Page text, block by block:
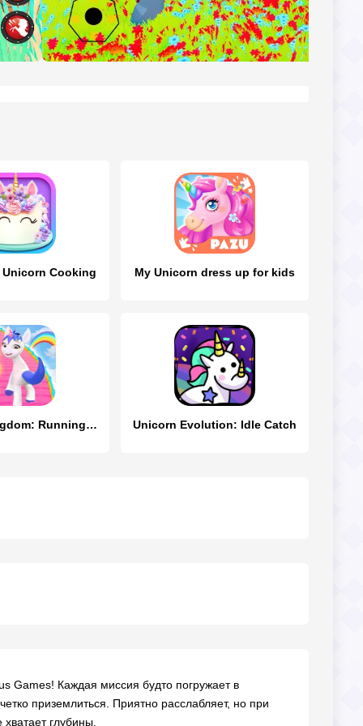
Unicorn Cooking My Unicorn dress up for kids
Unicorn Kingdom: Running Games Unicorn Evolution: Idle Catch
Games! Каждая миссия будто погружает в
приземлиться. Приятно расслабляет, но при
глубины.